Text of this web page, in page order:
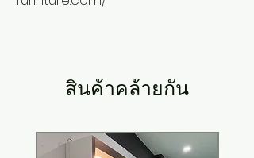
สินค้าคล้ายกัน